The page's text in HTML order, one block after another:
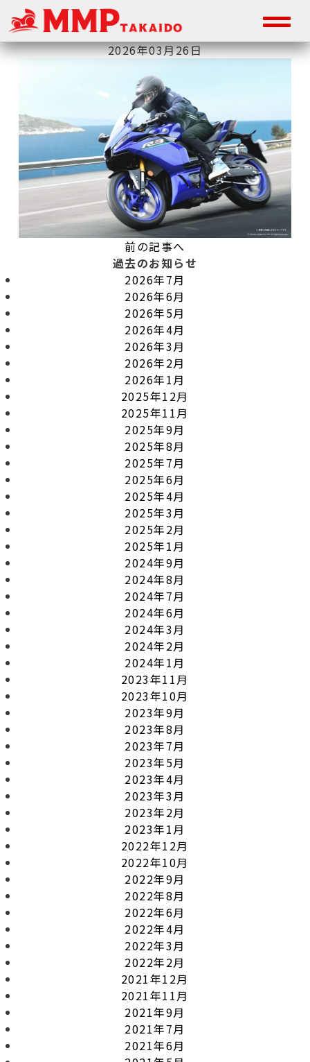
2026年03月26日
前の記事へ
過去のお知らせ
2026年7月
2026年6月
2026年5月
2026年4月
2026年3月
2026年2月
2026年1月
2025年12月
2025年11月
2025年9月
2025年8月
2025年7月
2025年6月
2025年4月
2025年3月
2025年2月
2025年1月
2024年9月
2024年8月
2024年7月
2024年6月
2024年3月
2024年2月
2024年1月
2023年11月
2023年10月
2023年9月
2023年8月
2023年7月
2023年5月
2023年4月
2023年3月
2023年2月
2023年1月
2022年12月
2022年10月
2022年9月
2022年8月
2022年6月
2022年4月
2022年3月
2022年2月
2021年12月
2021年11月
2021年9月
2021年7月
2021年6月